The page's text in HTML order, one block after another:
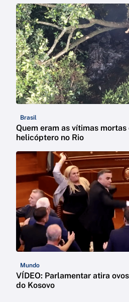
Brasil
Quem eram as vítimas
helicóptero no Rio
Mundo
VÍDEO: Parlamentar atira
do Kosovo